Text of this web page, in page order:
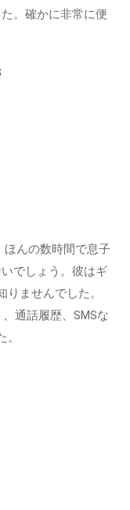
。確かに非常に便
ほんの数時間で息子
でしょう。彼はギ
ませんでした。
通話履歴、SMSな